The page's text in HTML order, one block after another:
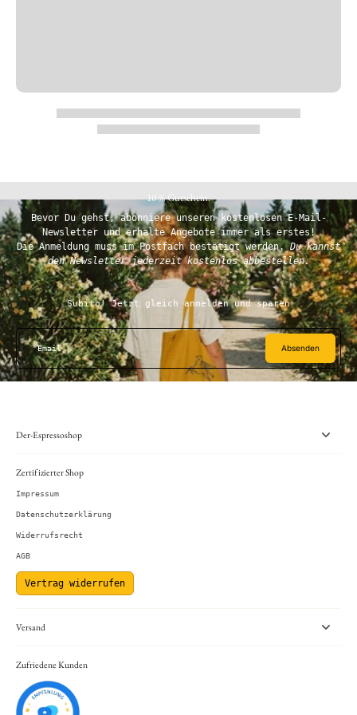
10 % Gutschein.
Bevor Du gehst, abonniere unseren kostenlosen E-Mail-
Newsletter und erhalte Angebote immer als erstes!
Die Anmeldung muss im Postfach bestätigt werden.Du kannst
den Newsletter jederzeit kostenlos abbestellen.
Subito! Jetzt gleich anmelden und sparen
Email Absenden
Der-Espressoshop
Zertifizierter Shop
Impressum
Datenschutzerklärung
Widerrufsrecht
AGB
Vertrag widerrufen
Versand
Zufriedene Kunden